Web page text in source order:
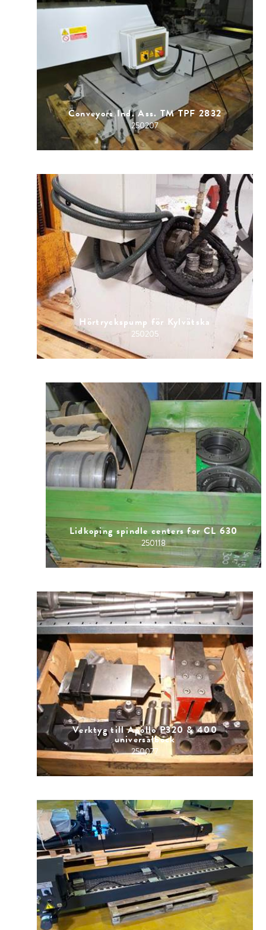
Conveyors Ind. Ass. TM TPF 2832
250207
Hörtryckspump för Kylvätska
250205
Lidkoping spindle centers for CL 630
250118
Verktyg till Apollo P320 & 400
universalbock
250077